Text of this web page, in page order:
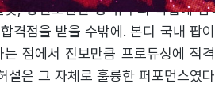
벳, 방탄소년단 등 유수의 작업에
격점을 받을 수밖에. 본디 국내 팝
는 점에서 진보만큼 프로듀싱에 적
설은 그 자체로 훌륭한 퍼포먼스였